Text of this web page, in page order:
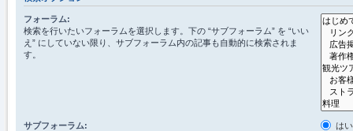
フォーラム:
検索を行いたいフォーラムを選択します。下の “サブフォーラム” を “いい
え” にしていない限り、サブフォーラム内の記事も自動的に検索されま
す。
サブフォーラム: はい